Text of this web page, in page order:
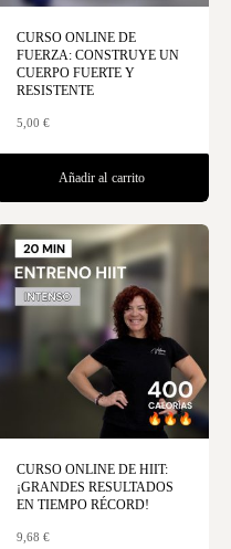
CURSO ONLINE DE
FUERZA: CONSTRUYE UN
CUERPO FUERTE Y
RESISTENTE
5,00 €
Añadir al carrito
CURSO ONLINE DE HIIT:
¡GRANDES RESULTADOS
EN TIEMPO RÉCORD!
9,68 €